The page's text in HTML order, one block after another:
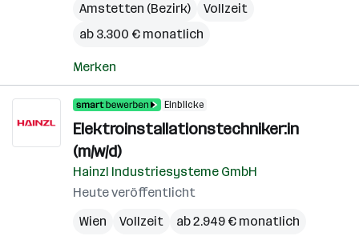
Amstetten (Bezirk)
Vollzeit
ab 3.300 € monatlich
Merken
Einblicke
Elektroinstallationstechniker:in
(m/w/d)
Hainzl Industriesysteme GmbH
Heute veröffentlicht
Wien
Vollzeit ab 2.949 € monatlich